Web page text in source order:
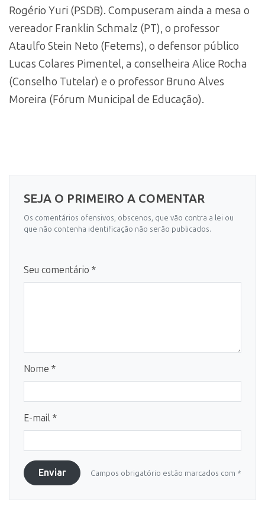
Rogério Yuri (PSDB). Compuseram ainda a mesa o
vereador Franklin Schmalz (PT), o professor
Ataulfo Stein Neto (Fetems), o defensor público
Lucas Colares Pimentel, a conselheira Alice Rocha
(Conselho Tutelar) e o professor Bruno Alves
Moreira (Fórum Municipal de Educação).
SEJA O PRIMEIRO A COMENTAR
Os comentários ofensivos, obscenos, que vão contra a lei ou
que não contenha identificação não serão publicados.
Seu comentário *
Nome *
E-mail *
Enviar Campos obrigatório estão marcados com *